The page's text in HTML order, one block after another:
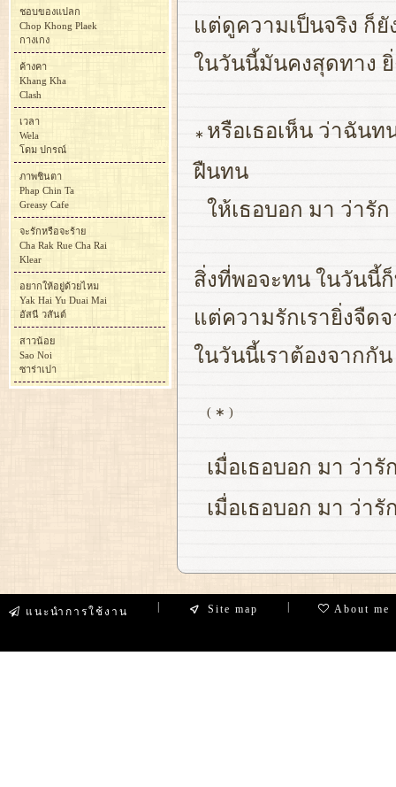
แต่ดูความเป็นจริง ก็
ในวันนี้มันคงสุดทาง ยิ่
∗ หรือเธอเห็น ว่าฉัน
ฝืนทน
ให้เธอบอก มา ว่ารั
สิ่งที่พอจะทน ในวันนี้
แต่ความรักเรายิ่งจืด
ในวันนี้เราต้องจากกั
( ∗ )
เมื่อเธอบอก มา ว่า
เมื่อเธอบอก มา ว่า
ชอบของแปลก
Chop Khong Plaek
กางเกง
ค้างคา
Khang Kha
Clash
เวลา
Wela
โดม ปกรณ์
ภาพชินตา
Phap Chin Ta
Greasy Cafe
จะรักหรือจะร้าย
Cha Rak Rue Cha Rai
Klear
อยากให้อยู่ด้วยไหม
Yak Hai Yu Duai Mai
อัสนี วสันต์
สาวน้อย
Sao Noi
ซาร่าเปา
แนะนำการใช้งาน Site map About me